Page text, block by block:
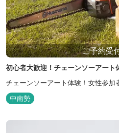
ご予約受
初心者大歓迎！チェーンソーアート
チェーンソーアート体験！女性参
中南勢